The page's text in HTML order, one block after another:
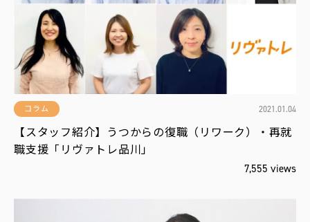
ち
集
部
お
す
す
めコラム 2021.01.04
【スタッフ紹介】うつからの復職（リワーク）・再就
職支援「リヴァトレ品川」
7,555 views